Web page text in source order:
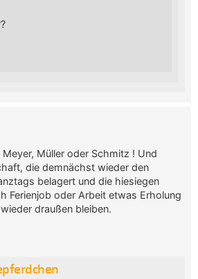
Müller oder Schmitz ! Und
die demnächst wieder den
belagert und die hiesiegen
Ferienjob oder Arbeit etwas Erholung
draußen bleiben.